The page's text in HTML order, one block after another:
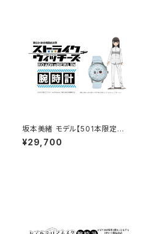
坂本美緒 モデル【501本限定生
産・シリアルナンバー入り】初回
予約スペシャルBOX付
¥29,700